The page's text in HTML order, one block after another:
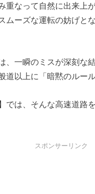
重なって自然に出来上
ムーズな運転の妨げと
一瞬のミスが深刻な
道以上に「暗黙のルー
では、そんな高速道路
スポンサーリンク